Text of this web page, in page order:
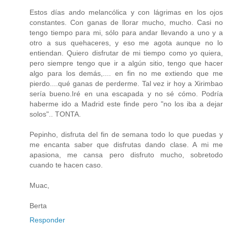
Estos días ando melancólica y con lágrimas en los ojos
constantes. Con ganas de llorar mucho, mucho. Casi no
tengo tiempo para mi, sólo para andar llevando a uno y a
otro a sus quehaceres, y eso me agota aunque no lo
entiendan. Quiero disfrutar de mi tiempo como yo quiera,
pero siempre tengo que ir a algún sitio, tengo que hacer
algo para los demás,.... en fin no me extiendo que me
pierdo....qué ganas de perderme. Tal vez ir hoy a Xirimbao
sería bueno.Iré en una escapada y no sé cómo. Podría
haberme ido a Madrid este finde pero "no los iba a dejar
solos".. TONTA.
Pepinho, disfruta del fin de semana todo lo que puedas y
me encanta saber que disfrutas dando clase. A mi me
apasiona, me cansa pero disfruto mucho, sobretodo
cuando te hacen caso.
Muac,
Berta
Responder